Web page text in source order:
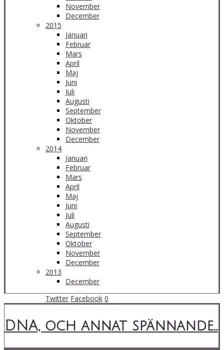
November
December
2015
Januari
Februar
Mars
April
Maj
Juni
Juli
Augusti
September
Oktober
November
December
2014
Januari
Februar
Mars
April
Maj
Juni
Juli
Augusti
September
Oktober
November
December
2013
December
Twitter Facebook 0
DNA, och annat spännande...